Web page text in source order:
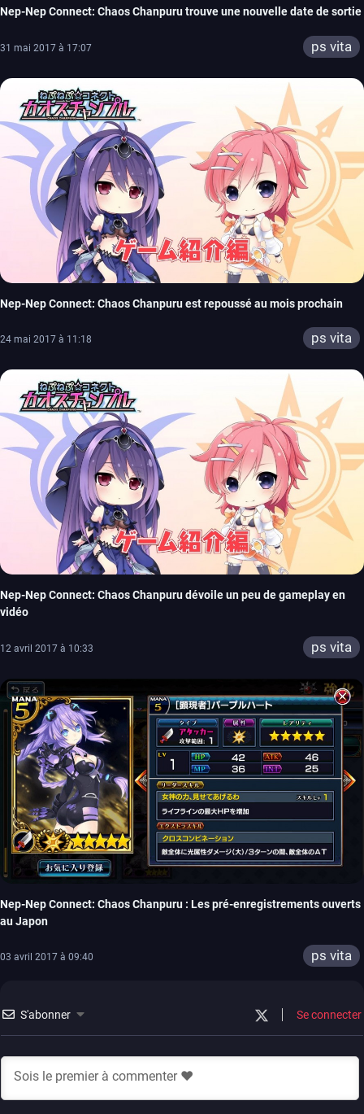
Nep-Nep Connect: Chaos Chanpuru trouve une nouvelle date de sortie
31 mai 2017 à 17:07 ps vita
Nep-Nep Connect: Chaos Chanpuru est repoussé au mois prochain
24 mai 2017 à 11:18 ps vita
Nep-Nep Connect: Chaos Chanpuru dévoile un peu de gameplay en
vidéo
12 avril 2017 à 10:33 ps vita
Nep-Nep Connect: Chaos Chanpuru : Les pré-enregistrements ouverts
au Japon
03 avril 2017 à 09:40 ps vita
S'abonner Se connecter